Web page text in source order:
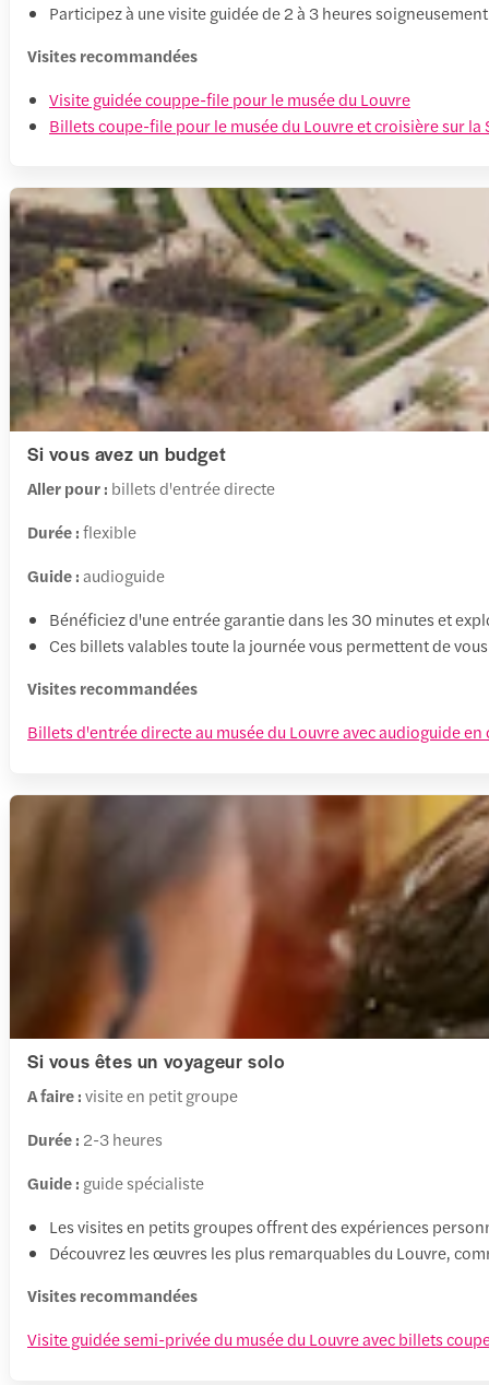
Participez à une visite guidée de 2 à 3 heures
Visites recommandées
Visite guidée couppe-file pour le musée du Louvre
Billets coupe-file pour le musée du Louvre et croisière sur la
Si vous avez un budget
Aller pour : billets d'entrée directe
Durée :flexible
Guide :audioguide
Bénéficiez d'une entrée garantie dans les 30 minutes et
Ces billets valables toute la journée vous permettent de
Visites recommandées
Billets d'entrée directe au musée du Louvre avec audioguide
Si vous êtes un voyageur solo
A faire :visite en petit groupe
Durée : 2-3 heures
Guide : guide spécialiste
Les visites en petits groupes offrent des expériences
Découvrez les œuvres les plus remarquables du Louvre,
Visites recommandées
Visite guidée semi-privée du musée du Louvre avec billets